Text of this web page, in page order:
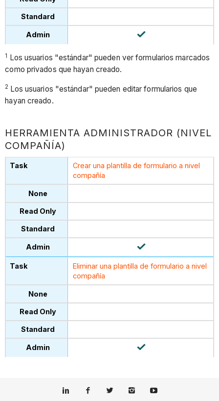
1
Los usuarios "estándar" pueden ver formularios marcados
como privados que hayan creado.
2 Los usuarios "estándar" pueden editar formularios que
hayan creado.
HERRAMIENTA ADMINISTRADOR (NIVEL
COMPAÑÍA)
Crear una plantilla de formulario a nivel
compañía
Eliminar una plantilla de formulario a nivel
compañía